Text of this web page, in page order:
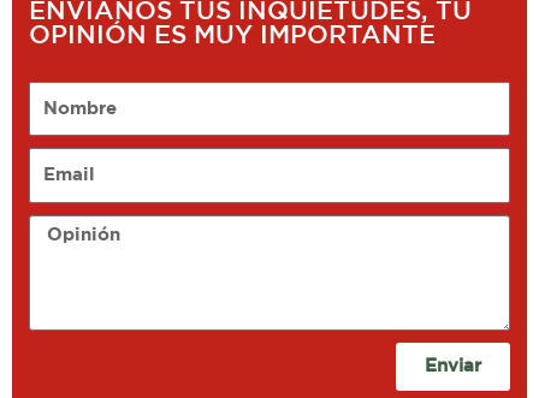
ENVÍANOS TUS INQUIETUDES, TU
OPINIÓN ES MUY IMPORTANTE
Opinión
Enviar